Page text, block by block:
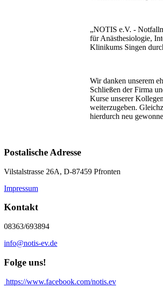
„NOTIS e.V. -
für Anästhesiologie,
Klinikums Singen
Wir danken unserem
Schließen der Firma
Kurse unserer
weiterzugeben.
hierdurch neu
Postalische Adresse
Vilstalstrasse 26A, D-87459 Pfronten
Impressum
Kontakt
08363/693894
info@notis-ev.de
Folge uns!
https://www.facebook.com/notis.ev